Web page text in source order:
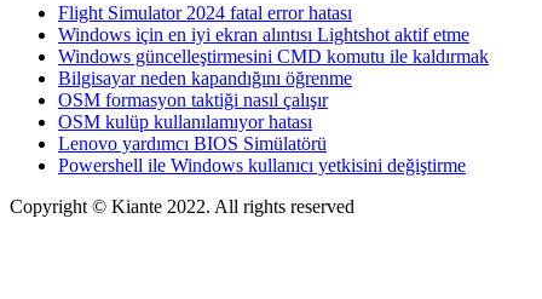
Flight Simulator 2024 fatal error hatası
Windows için en iyi ekran alıntısı Lightshot aktif etme
Windows güncelleştirmesini CMD komutu ile kaldırmak
Bilgisayar neden kapandığını öğrenme
OSM formasyon taktiği nasıl çalışır
OSM kulüp kullanılamıyor hatası
Lenovo yardımcı BIOS Simülatörü
Powershell ile Windows kullanıcı yetkisini değiştirme
Copyright © Kiante 2022. All rights reserved